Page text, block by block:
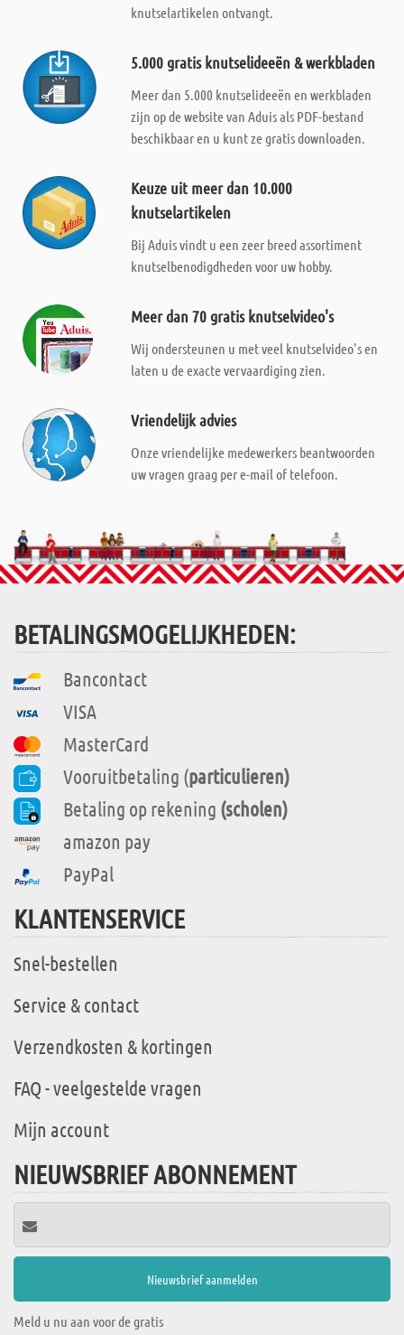
knutselartikelen ontvangt.
5.000 gratis knutselideeën & werkbladen
Meer dan 5.000 knutselideeën en werkbladen
zijn op de website van Aduis als PDF-bestand
beschikbaar en u kunt ze gratis downloaden.
Keuze uit meer dan 10.000
knutselartikelen
Bij Aduis vindt u een zeer breed assortiment
knutselbenodigdheden voor uw hobby.
Meer dan 70 gratis knutselvideo's
Wij ondersteunen u met veel knutselvideo's en
laten u de exacte vervaardiging zien.
Vriendelijk advies
Onze vriendelijke medewerkers beantwoorden
uw vragen graag per e-mail of telefoon.
BETALINGSMOGELIJKHEDEN:
Bancontact
VISA
MasterCard
Vooruitbetaling (particulieren)
Betaling op rekening (scholen)
amazon pay
PayPal
KLANTENSERVICE
Snel-bestellen
Service & contact
Verzendkosten & kortingen
FAQ - veelgestelde vragen
Mijn account
NIEUWSBRIEF ABONNEMENT
Meld u nu aan voor de gratis